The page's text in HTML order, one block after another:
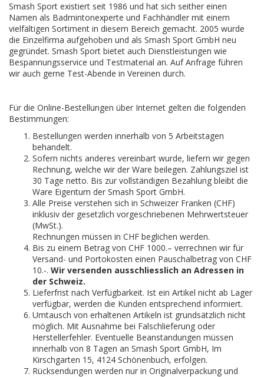
Smash Sport existiert seit 1986 und hat sich seither einen
Namen als Badmintonexperte und Fachhändler mit einem
vielfältigen Sortiment in diesem Bereich gemacht. 2005 wurde
die Einzelfirma aufgehoben und als Smash Sport GmbH neu
gegründet. Smash Sport bietet auch Dienstleistungen wie
Bespannungsservice und Testmaterial an. Auf Anfrage führen
wir auch gerne Test-Abende in Vereinen durch.
Für die Online-Bestellungen über Internet gelten die folgenden
Bestimmungen:
Bestellungen werden innerhalb von 5 Arbeitstagen
behandelt.
Sofern nichts anderes vereinbart wurde, liefern wir gegen
Rechnung, welche wir der Ware beilegen. Zahlungsziel ist
30 Tage netto. Bis zur vollständigen Bezahlung bleibt die
Ware Eigentum der Smash Sport GmbH.
Alle Preise verstehen sich in Schweizer Franken (CHF)
inklusiv der gesetzlich vorgeschriebenen Mehrwertsteuer
(MwSt.).
Rechnungen müssen in CHF beglichen werden.
Bis zu einem Betrag von CHF 1000.– verrechnen wir für
Versand- und Portokosten einen Pauschalbetrag von CHF
10.-. Wir versenden ausschliesslich an Adressen in
der Schweiz.
Lieferfrist nach Verfügbarkeit. Ist ein Artikel nicht ab Lager
verfügbar, werden die Kunden entsprechend informiert.
Umtausch von erhaltenen Artikeln ist grundsätzlich nicht
möglich. Mit Ausnahme bei Falschlieferung oder
Herstellerfehler. Eventuelle Beanstandungen müssen
innerhalb von 8 Tagen an Smash Sport GmbH, Im
Kirschgarten 15, 4124 Schönenbuch, erfolgen.
Rücksendungen werden nur in Originalverpackung und